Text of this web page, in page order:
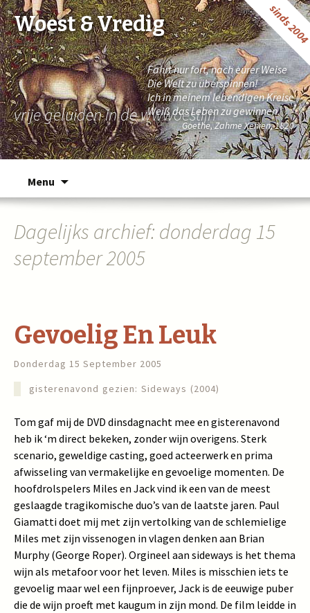
sinds
Fahrt nur fort, nach eurer Weise
Die Welt zu überspinnen!
Ich in meinem lebendigen Kreise
Weiß das Leben zu gewinnen.
Goethe, Zahme Xenien, 1820
Woest & Vredig
vrije geluiden in de wwwoestijn
Menu
Dagelijks archief: donderdag 15
september 2005
Gevoelig En Leuk
Donderdag 15 September 2005
gisterenavond gezien: Sideways (2004)
Tom gaf mij de DVD dinsdagnacht mee en gisterenavond
heb ik ‘m direct bekeken, zonder wijn overigens. Sterk
scenario, geweldige casting, goed acteerwerk en prima
afwisseling van vermakelijke en gevoelige momenten. De
hoofdrolspelers Miles en Jack vind ik een van de meest
geslaagde tragikomische duo’s van de laatste jaren. Paul
Giamatti doet mij met zijn vertolking van de schlemielige
Miles met zijn vissenogen in vlagen denken aan Brian
Murphy (George Roper). Orgineel aan sideways is het thema
wijn als metafoor voor het leven. Miles is misschien iets te
gevoelig maar wel een fijnproever, Jack is de eeuwige puber
die de wijn proeft met kaugum in zijn mond. De film leidde in